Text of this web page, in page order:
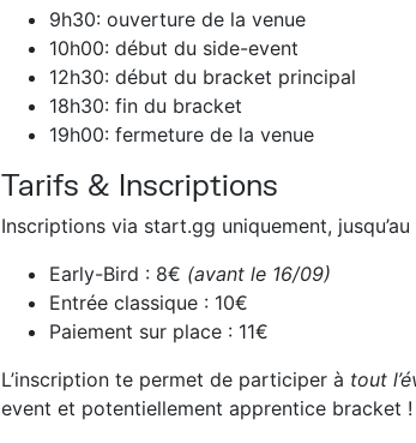
9h30: ouverture de la venue
10h00: début du side-event
12h30: début du bracket principal
18h30: fin du bracket
19h00: fermeture de la venue
Tarifs & Inscriptions
Inscriptions via start.gg uniquement,
Early-Bird : 8€ (avant le 16/09)
Entrée classique : 10€
Paiement sur place : 11€
L’inscription te permet de participer à tout
event et potentiellement apprentice bracket !